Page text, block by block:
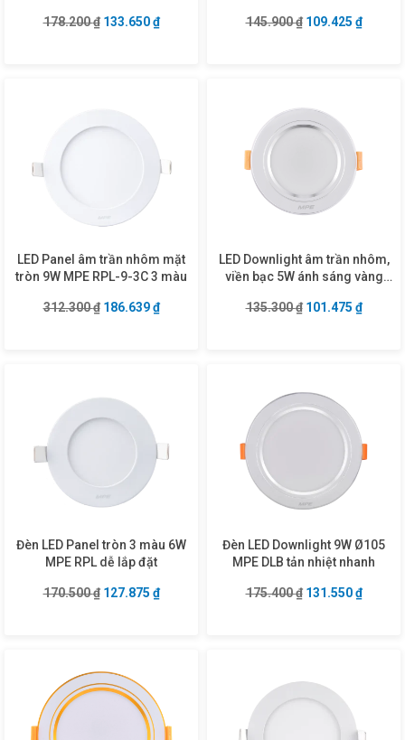
178.200₫ Giá gốc là: 178.200 ₫.
133.650₫Giá hiện tại là: 133.650 ₫.
145.900₫ Giá gốc là:
109.425 ₫Giá
LED Panel âm trần nhôm mặt
tròn 9W MPE RPL-9-3C 3 màu
312.300₫ Giá gốc là: 312.300 ₫.
186.639₫Giá hiện tại là: 186.639 ₫.
LED Downlight âm trần nhôm,
viền bạc 5W ánh sáng vàng
135.300₫ Giá gốc là:
101.475 ₫Giá
Đèn LED Panel tròn 3 màu 6W
MPE RPL dễ lắp đặt
170.500₫ Giá gốc là: 170.500 ₫.
127.875 ₫Giá hiện tại là: 127.875 ₫.
Đèn LED Downlight 9W Ø105
MPE DLB tản nhiệt nhanh
175.400₫ Giá gốc là:
131.550₫Giá